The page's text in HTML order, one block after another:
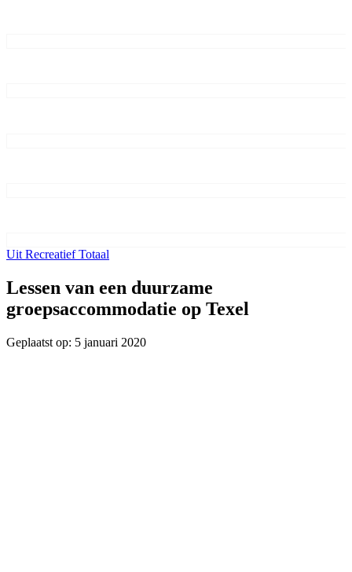
Uit Recreatief Totaal
Lessen van een duurzame
groepsaccommodatie op Texel
Geplaatst op: 5 januari 2020